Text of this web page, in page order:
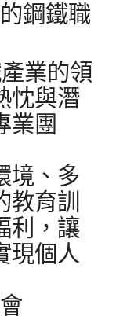
鋼鐵職
業的領
忱與潛
業團
境、多
教育訓
利，讓
現個人